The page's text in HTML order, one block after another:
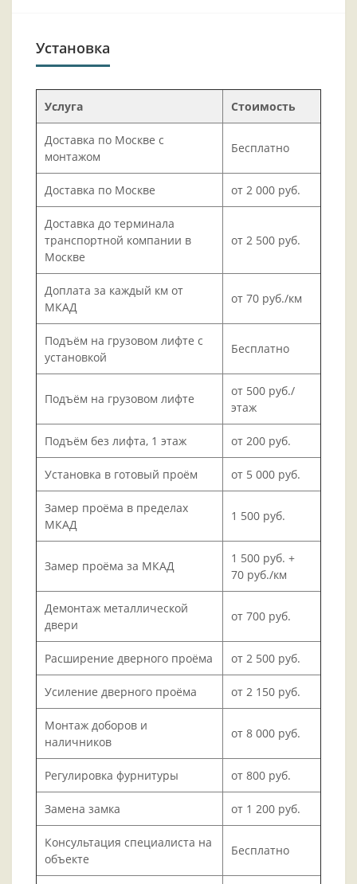
Установка
Услуга Стоимость
Доставка по Москве с
монтажом
Бесплатно
Доставка по Москве от 2 000 руб.
Доставка до терминала
транспортной компании в
Москве
от 2 500 руб.
Доплата за каждый км от
МКАД
от 70 руб./км
Подъём на грузовом лифте с
установкой
Бесплатно
Подъём на грузовом лифте
от 500 руб./
этаж
Подъём без лифта, 1 этаж от 200 руб.
Установка в готовый проём от 5 000 руб.
Замер проёма в пределах
МКАД
1 500 руб.
Замер проёма за МКАД
1 500 руб. +
70 руб./км
Демонтаж металлической
двери
от 700 руб.
Расширение дверного проёма от 2 500 руб.
Усиление дверного проёма от 2 150 руб.
Монтаж доборов и
наличников
от 8 000 руб.
Регулировка фурнитуры от 800 руб.
Замена замка от 1 200 руб.
Консультация специалиста на
объекте
Бесплатно